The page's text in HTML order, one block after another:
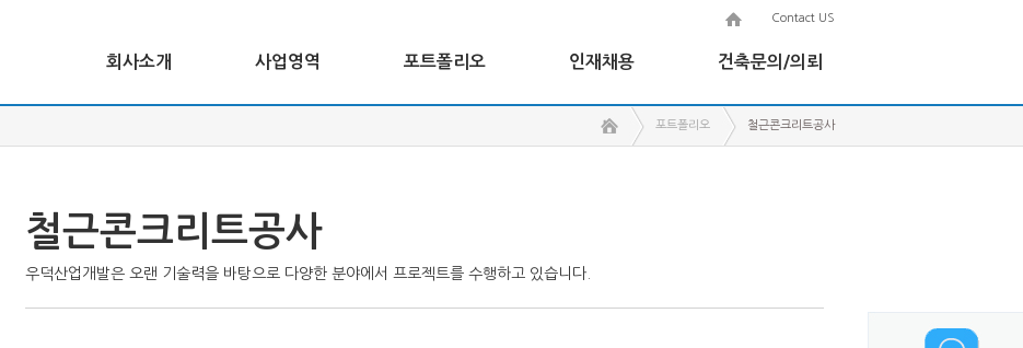
Contact US
회사소개 사업영역 포트폴리오 인재채용 건축문의/의뢰
포트폴리오 철근콘크리트공사
철근콘크리트공사
우덕산업개발은 오랜 기술력을 바탕으로 다양한 분야에서 프로젝트를 수행하고 있습니다.